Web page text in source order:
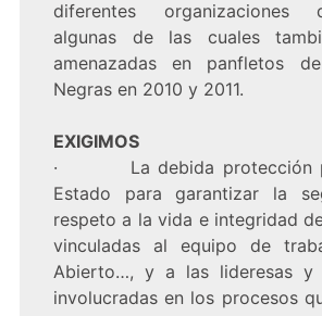
diferentes organizaciones
algunas de las cuales
amenazadas en panfletos
Negras en 2010 y 2011.
EXIGIMOS
· La debida protección
Estado para garantizar la
respeto a la vida e integridad
vinculadas al equipo de
Abierto…, y a las lideresas y
involucradas en los procesos